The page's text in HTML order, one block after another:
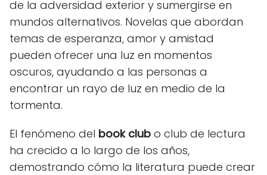
de la adversidad exterior y sumergirse en
mundos alternativos. Novelas que abordan
temas de esperanza, amor y amistad
pueden ofrecer una luz en momentos
oscuros, ayudando a las personas a
encontrar un rayo de luz en medio de la
tormenta.
El fenómeno del book club o club de lectura
ha crecido a lo largo de los años,
demostrando cómo la literatura puede crear